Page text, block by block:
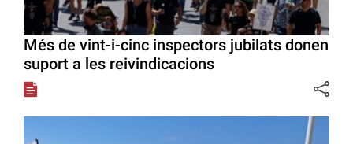
Més de vint-i-cinc inspectors jubilats donen
suport a les reivindicacions